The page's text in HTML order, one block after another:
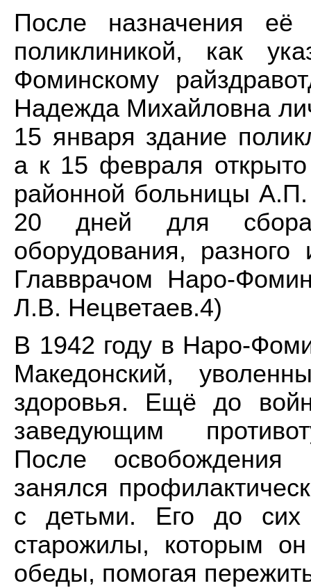
После назначения её
поликлиникой, как
Фоминскому
Надежда Михайловна
15 января здание
а к 15 февраля
районной больницы
20 дней для сбора
оборудования, разного
Главврачом Наро-
Л.В. Нецветаев.4)
В 1942 году в Наро-
Македонский,
здоровья. Ещё до
заведующим
После
занялся
с детьми. Его до сих
старожилы, которым
обеды, помогая